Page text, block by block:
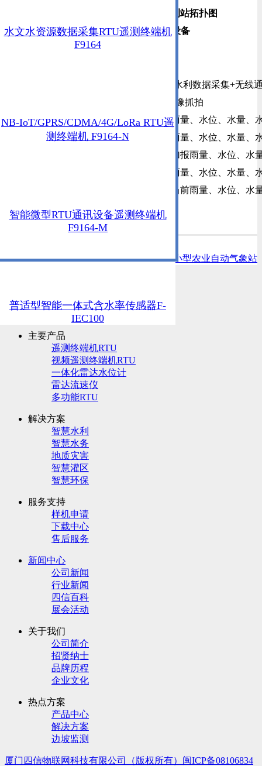
水文水资源数据采集RTU遥测终端机
F9164
NB-IoT/GPRS/CDMA/4G/LoRa RTU遥
测终端机 F9164-N
智能微型RTU通讯设备遥测终端机
F9164-M
普适型智能一体式含水率传感器F-
IEC100
遥测终端机
●图像监控+水利数据采集+无线
● 多达4路图像抓拍
● 支持采集雨量、水位、水量、
● 定时上报雨量、水位、水量、
● 预警触发加报雨量、水位、水
● 本地存储雨量、水位、水量、
● 远程查询当前雨量、水位、水
土壤墒情监测仪
下一篇：智慧田间小型农业自动气象站
采购咨询热线：13306023759
主要产品
遥测终端机RTU
视频遥测终端机RTU
一体化雷达水位计
雷达流速仪
多功能RTU
解决方案
智慧水利
智慧水务
地质灾害
智慧灌区
智慧环保
服务支持
样机申请
下载中心
售后服务
新闻中心
公司新闻
行业新闻
四信百科
展会活动
关于我们
公司简介
招贤纳士
品牌历程
企业文化
热点方案
产品中心
解决方案
边坡监测
厦门四信物联网科技有限公司（版权所有） 闽ICP备08106834